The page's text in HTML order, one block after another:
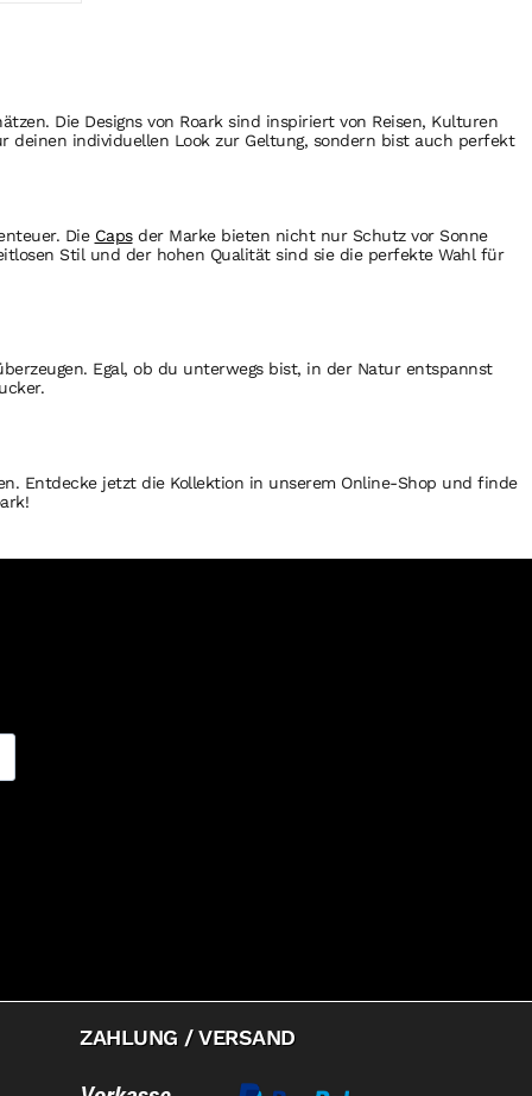
Die Designs von Roark sind inspiriert von Reisen, Kulturen
individuellen Look zur Geltung, sondern bist auch perfekt
Die Capsder Marke bieten nicht nur Schutz vor Sonne
Stil und der hohen Qualität sind sie die perfekte Wahl für
Egal, ob du unterwegs bist, in der Natur entspannst
Entdecke jetzt die Kollektion in unserem Online-Shop und finde
ZAHLUNG / VERSAND